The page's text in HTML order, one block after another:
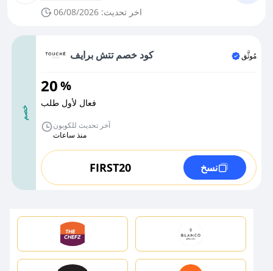
اخر تحديث: 06/08/2026
خصم
كود خصم تتش برايف مُوثَّق
20%
فعال لأول طلب
آخر تحديث للكوبون
منذ ساعات
FIRST20 نسخ